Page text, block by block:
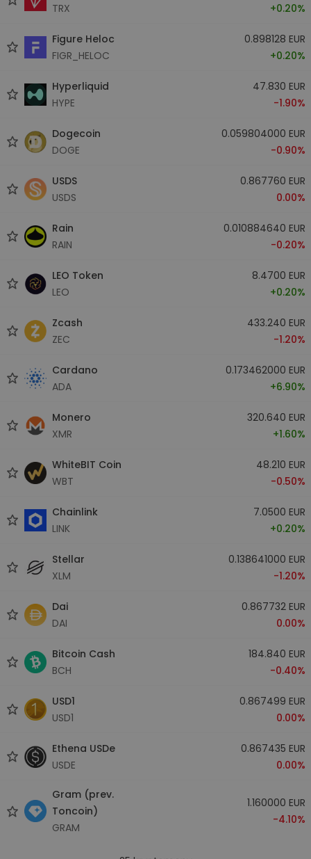
TRX
+0.20%
Figure Heloc
FIGR_HELOC
0.898128 EUR
+0.20%
Hyperliquid
HYPE
47.830 EUR
-1.90%
Dogecoin
DOGE
0.059804000 EUR
-0.90%
USDS
USDS
0.867760 EUR
0.00%
Rain
RAIN
0.010884640 EUR
-0.20%
LEO Token
LEO
8.4700 EUR
+0.20%
Zcash
ZEC
433.240 EUR
-1.20%
Cardano
ADA
0.173462000 EUR
+6.90%
Monero
XMR
320.640 EUR
+1.60%
WhiteBIT Coin
WBT
48.210 EUR
-0.50%
Chainlink
LINK
7.0500 EUR
+0.20%
Stellar
XLM
0.138641000 EUR
-1.20%
Dai
DAI
0.867732 EUR
0.00%
Bitcoin Cash
BCH
184.840 EUR
-0.40%
USD1
USD1
0.867499 EUR
0.00%
Ethena USDe
USDE
0.867435 EUR
0.00%
Gram (prev.
Toncoin)
GRAM
1.160000 EUR
-4.10%